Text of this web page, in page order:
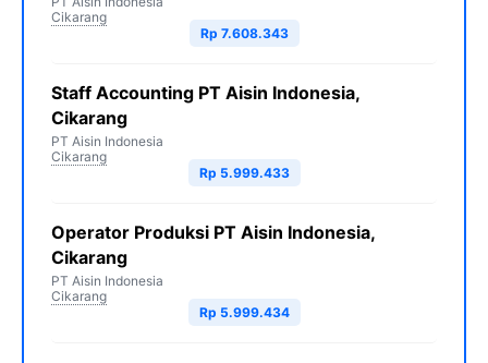
Cikarang
Rp 7.608.343
Staff Accounting PT Aisin Indonesia,
Cikarang
PT Aisin Indonesia
Cikarang
Rp 5.999.433
Operator Produksi PT Aisin Indonesia,
Cikarang
PT Aisin Indonesia
Cikarang
Rp 5.999.434